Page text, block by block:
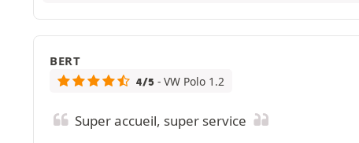
BERT
4/5 - VW Polo 1.2
Super accueil, super service